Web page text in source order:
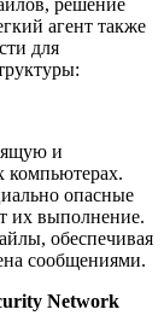
решение
агент также
для
и
компьютерах.
опасные
их выполнение.
обеспечивая
сообщениями.
Network